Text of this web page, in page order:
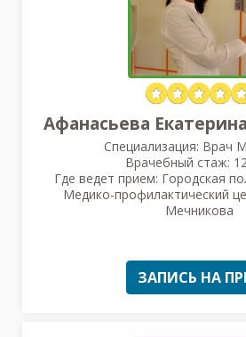
Афанасьева
Специализация: Врач
Врачебный стаж:
Где ведет прием: Городская
Медико-профилактический
Мечникова
ЗАПИСЬ НА